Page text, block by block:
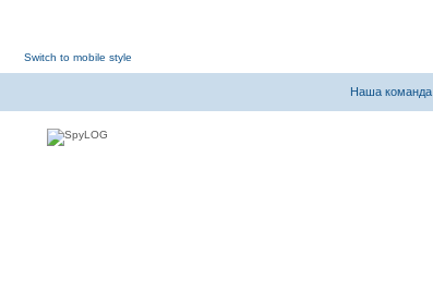
Switch to mobile style
Наша команда